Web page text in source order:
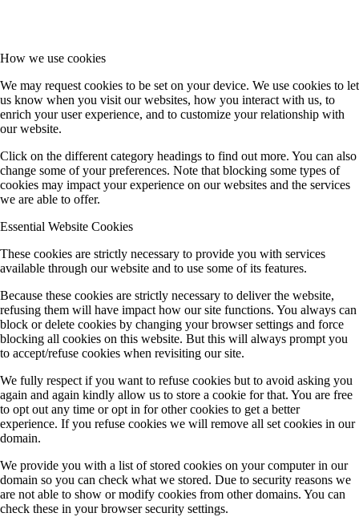
How we use cookies
We may request cookies to be set on your device. We use cookies to let
us know when you visit our websites, how you interact with us, to
enrich your user experience, and to customize your relationship with
our website.
Click on the different category headings to find out more. You can also
change some of your preferences. Note that blocking some types of
cookies may impact your experience on our websites and the services
we are able to offer.
Essential Website Cookies
These cookies are strictly necessary to provide you with services
available through our website and to use some of its features.
Because these cookies are strictly necessary to deliver the website,
refusing them will have impact how our site functions. You always can
block or delete cookies by changing your browser settings and force
blocking all cookies on this website. But this will always prompt you
to accept/refuse cookies when revisiting our site.
We fully respect if you want to refuse cookies but to avoid asking you
again and again kindly allow us to store a cookie for that. You are free
to opt out any time or opt in for other cookies to get a better
experience. If you refuse cookies we will remove all set cookies in our
domain.
We provide you with a list of stored cookies on your computer in our
domain so you can check what we stored. Due to security reasons we
are not able to show or modify cookies from other domains. You can
check these in your browser security settings.